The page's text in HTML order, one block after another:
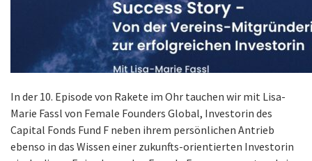
In der 10. Episode von Rakete im Ohr tauchen wir mit Lisa-
Marie Fassl von Female Founders Global, Investorin des
Capital Fonds Fund F neben ihrem persönlichen Antrieb
ebenso in das Wissen einer zukunfts-orientierten Investorin